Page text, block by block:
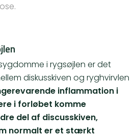
i rygsøjlen er det
diskusskiven og ryghvirvlen
inflammation i
i forløbet komme
del af discusskiven,
normalt er et stærkt